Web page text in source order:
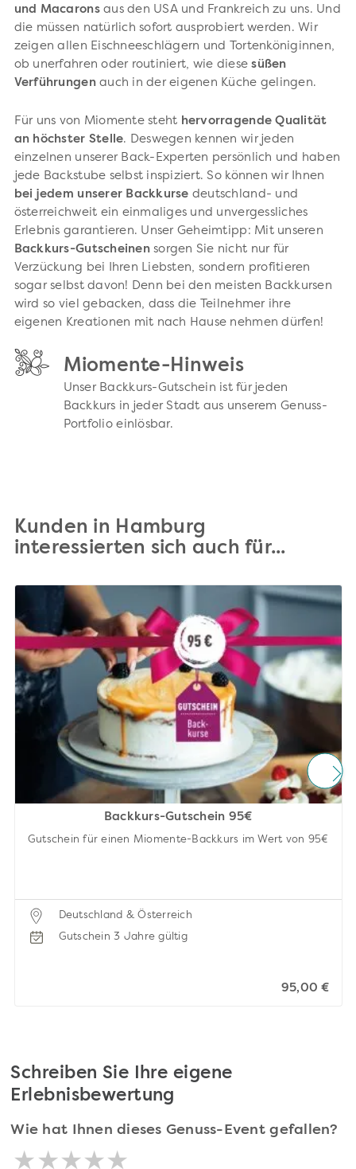
und Macaronsaus den USA und Frankreich zu uns. Und
die müssen natürlich sofort ausprobiert werden. Wir
zeigen allen Eischneeschlägern und Tortenköniginnen,
ob unerfahren oder routiniert, wie diesesüßen
Verführungenauch in der eigenen Küche gelingen.
Für uns von Miomente steht hervorragende Qualität
an höchster Stelle. Deswegen kennen wir jeden
einzelnen unserer Back-Experten persönlich und haben
jede Backstube selbst inspiziert. So können wir Ihnen
bei jedem unserer Backkurse deutschland- und
österreichweit ein einmaliges und unvergessliches
Erlebnis garantieren. Unser Geheimtipp: Mit unseren
Backkurs-Gutscheinensorgen Sie nicht nur für
Verzückung bei Ihren Liebsten, sondern profitieren
sogar selbst davon! Denn bei den meisten Backkursen
wird so viel gebacken, dass die Teilnehmer ihre
eigenen Kreationen mit nach Hause nehmen dürfen!
Miomente-Hinweis
Unser Backkurs-Gutschein ist für jeden
Backkurs in jeder Stadt aus unserem Genuss-
Portfolio einlösbar.
Kunden in Hamburg
interessierten sich auch für...
Backkurs-Gutschein 95€
Gutschein für einen Miomente-Backkurs im Wert von 95€
Deutschland & Österreich
Gutschein 3 Jahre gültig
95,00 €
Schreiben Sie Ihre eigene
Erlebnisbewertung
Wie hat Ihnen dieses Genuss-Event gefallen?